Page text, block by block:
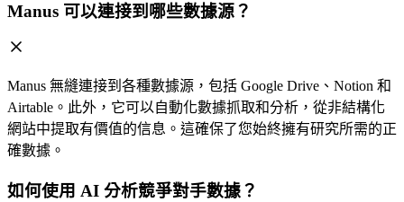
Manus 可以連接到哪些數據源？
Manus 無縫連接到各種數據源，包括 Google Drive、Notion 和
Airtable。此外，它可以自動化數據抓取和分析，從非結構化
網站中提取有價值的信息。這確保了您始終擁有研究所需的正
確數據。
如何使用 AI 分析競爭對手數據？